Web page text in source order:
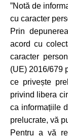
”Notă de
cu caracter
Prin
acord cu
caracter
(UE) 2016/679
ce privește
privind libera
ca informațiile
prelucrate, vă
Pentru a vă